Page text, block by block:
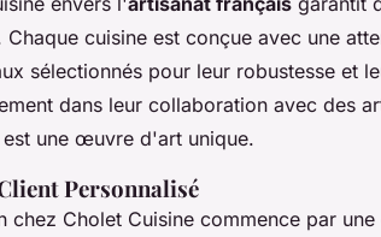
cuisine est conçue avec une
sélectionnés pour leur robustesse et
dans leur collaboration avec des
une œuvre d'art unique.
Personnalisé
chez Cholet Cuisine commence par une